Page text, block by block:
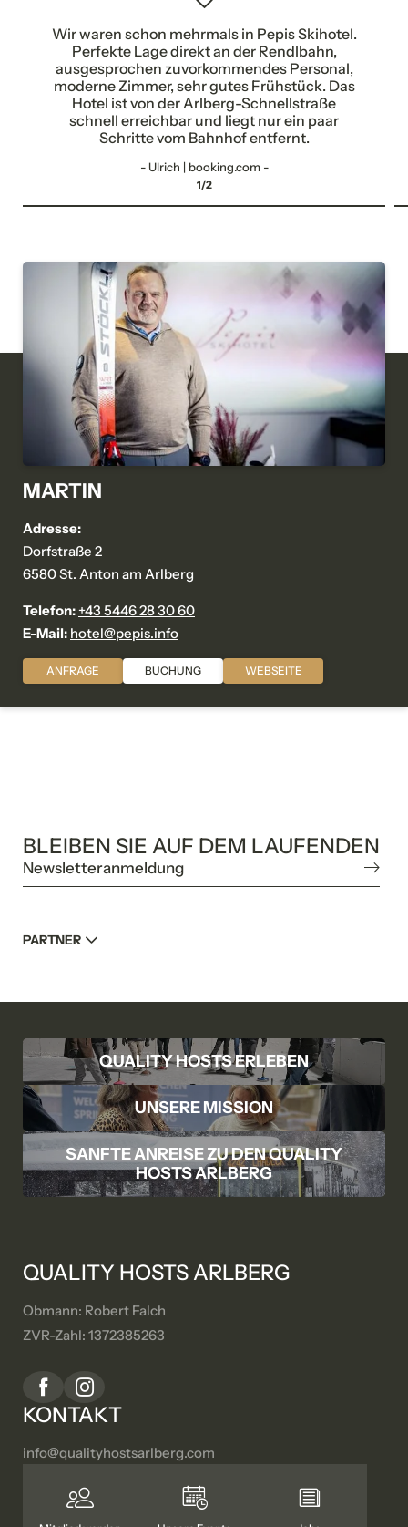
Wir waren schon mehrmals in Pepis Skihotel.
Perfekte Lage direkt an der Rendlbahn,
ausgesprochen zuvorkommendes Personal,
moderne Zimmer, sehr gutes Frühstück. Das
Hotel ist von der Arlberg-Schnellstraße
schnell erreichbar und liegt nur ein paar
Schritte vom Bahnhof entfernt.
- Ulrich | booking.com -
1/2
MARTIN
Adresse:
Dorfstraße 2
6580 St. Anton am Arlberg
Telefon:+43 5446 28 30 60
E-Mail: hotel@pepis.info
ANFRAGE BUCHUNG WEBSEITE
BLEIBEN SIE AUF DEM LAUFENDEN
Newsletteranmeldung
PARTNER
QUALITY HOSTS ERLEBEN
UNSERE MISSION
SANFTE ANREISE ZU DEN QUALITY
HOSTS ARLBERG
QUALITY HOSTS ARLBERG
Obmann: Robert Falch
ZVR-Zahl: 1372385263
KONTAKT
info@qualityhostsarlberg.com
NEWSLETTERANMELDUNG
Familie Herr Frau
Vorname Nachname*
Einwilligung Marketing*
*Pflichtfelder